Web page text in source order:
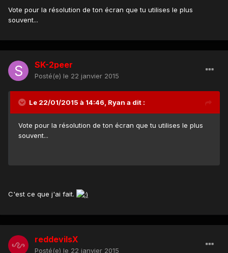
Vote pour la résolution de ton écran que tu utilises le plus
souvent...
SK-2peer
Posté(e) le 22 janvier 2015
Le 22/01/2015 à 14:46, Ryan a dit :
Vote pour la résolution de ton écran que tu utilises le plus
souvent...
C'est ce que j'ai fait.
reddevilsX
Posté(e) le 22 janvier 2015